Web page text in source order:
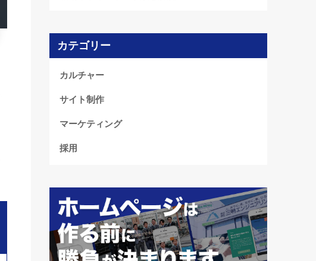
カテゴリー
カルチャー
サイト制作
マーケティング
採用